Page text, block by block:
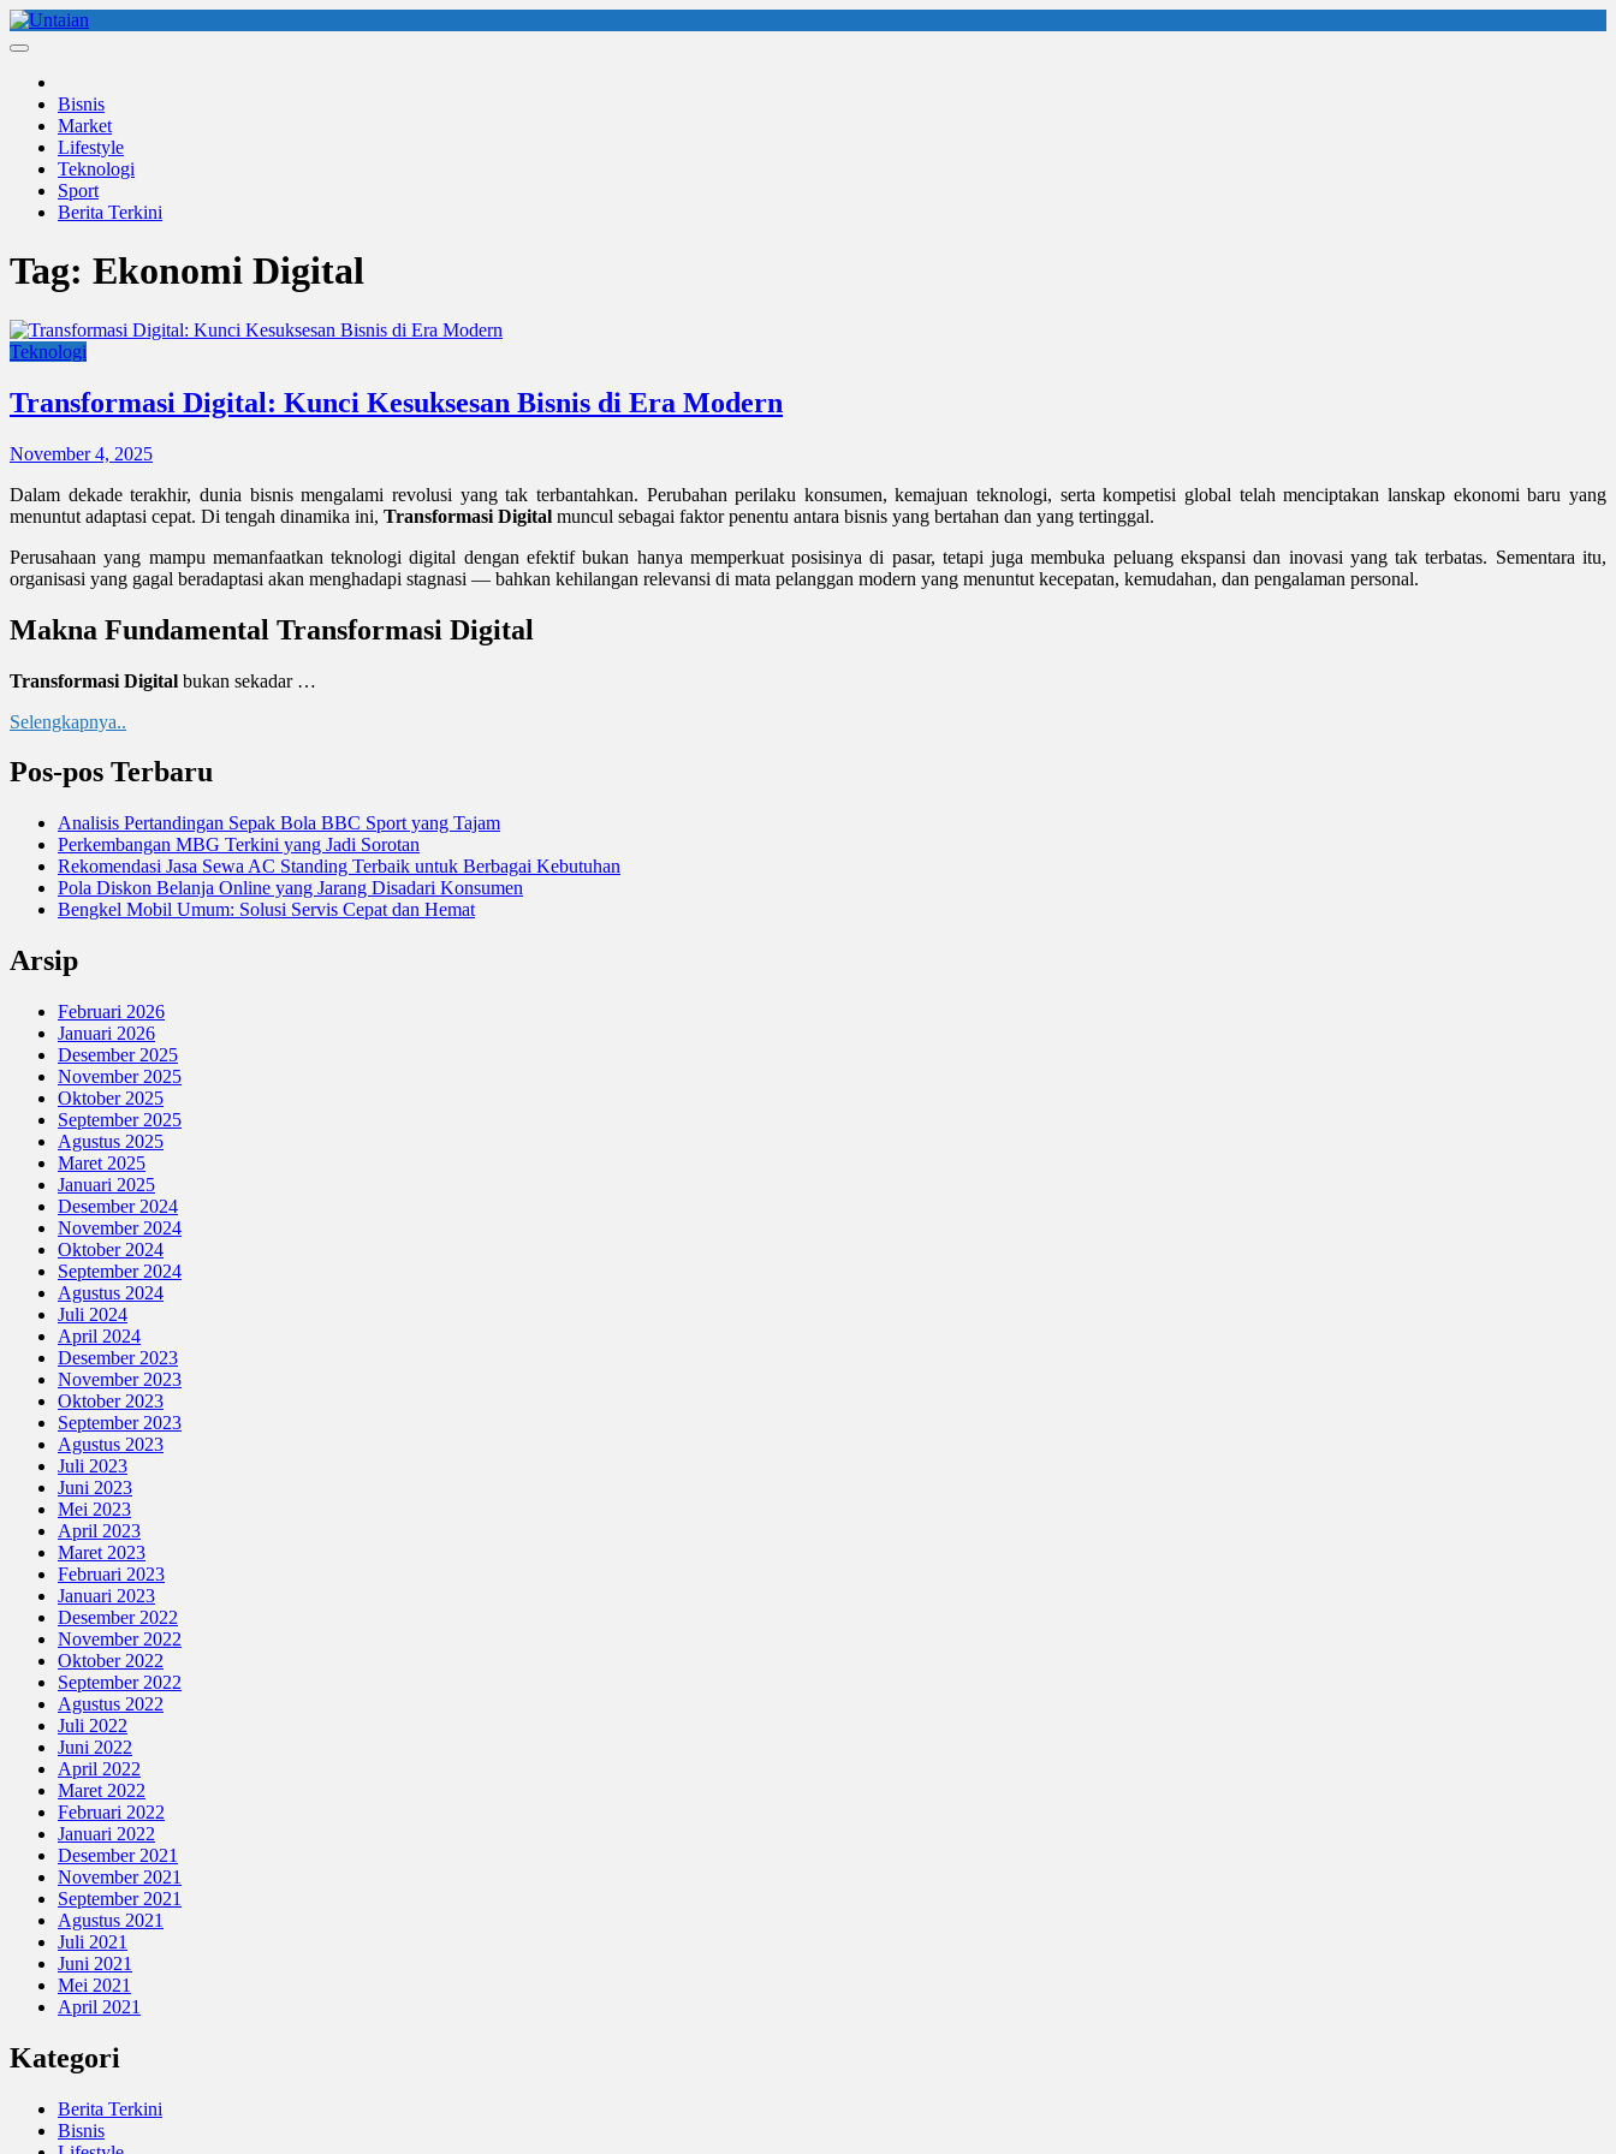
Skip
to
Bisnis
Market
Lifestyle
Teknologi
Sport
Berita Terkini
Tag: Ekonomi Digital
Teknologi
Transformasi Digital: Kunci Kesuksesan Bisnis di Era Modern
November 4, 2025
Dalam dekade terakhir, dunia bisnis mengalami revolusi yang tak terbantahkan. Perubahan perilaku konsumen, kemajuan teknologi, serta kompetisi global telah menciptakan lanskap ekonomi baru yang
menuntut adaptasi cepat. Di tengah dinamika ini, Transformasi Digital muncul sebagai faktor penentu antara bisnis yang bertahan dan yang tertinggal.
Perusahaan yang mampu memanfaatkan teknologi digital dengan efektif bukan hanya memperkuat posisinya di pasar, tetapi juga membuka peluang ekspansi dan inovasi yang tak terbatas. Sementara itu,
organisasi yang gagal beradaptasi akan menghadapi stagnasi — bahkan kehilangan relevansi di mata pelanggan modern yang menuntut kecepatan, kemudahan, dan pengalaman personal.
Makna Fundamental Transformasi Digital
Transformasi Digital bukan sekadar …
Selengkapnya..
Pos-pos Terbaru
Analisis Pertandingan Sepak Bola BBC Sport yang Tajam
Perkembangan MBG Terkini yang Jadi Sorotan
Rekomendasi Jasa Sewa AC Standing Terbaik untuk Berbagai Kebutuhan
Pola Diskon Belanja Online yang Jarang Disadari Konsumen
Bengkel Mobil Umum: Solusi Servis Cepat dan Hemat
Arsip
Februari 2026
Januari 2026
Desember 2025
November 2025
Oktober 2025
September 2025
Agustus 2025
Maret 2025
Januari 2025
Desember 2024
November 2024
Oktober 2024
September 2024
Agustus 2024
Juli 2024
April 2024
Desember 2023
November 2023
Oktober 2023
September 2023
Agustus 2023
Juli 2023
Juni 2023
Mei 2023
April 2023
Maret 2023
Februari 2023
Januari 2023
Desember 2022
November 2022
Oktober 2022
September 2022
Agustus 2022
Juli 2022
Juni 2022
April 2022
Maret 2022
Februari 2022
Januari 2022
Desember 2021
November 2021
September 2021
Agustus 2021
Juli 2021
Juni 2021
Mei 2021
April 2021
Kategori
Berita Terkini
Bisnis